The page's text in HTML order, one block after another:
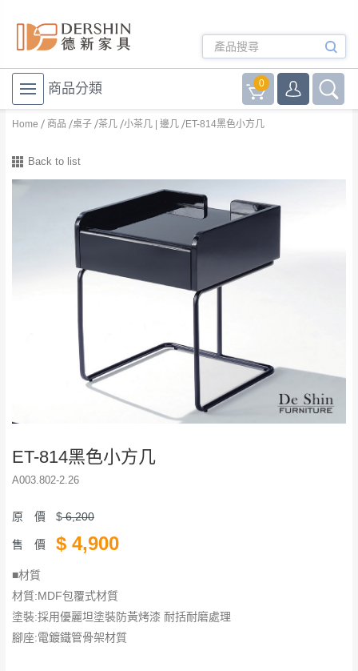
商品分類 0
Home 商品 桌子 茶几 小茶几 | 邊几 ET-814黑色小方几
Back to list
ET-814黑色小方几
A003.802-2.26
原 價 $6,200
售 價 $ 4,900
■材質
材質:MDF包覆式材質
塗裝:採用優麗坦塗裝防黃烤漆 耐括耐磨處理
腳座:電鍍鐵管骨架材質